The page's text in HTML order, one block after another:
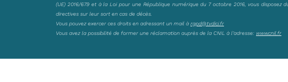
(UE) 2016/679 et à la Loi pour une République numérique du 7 octobre 2016, vous
directives sur leur sort en cas de décès.
Vous pouvez exercer ces droits en adressant un mail à rgpd@tvdici.fr
Vous avez la possibilité de former une réclamation auprès de la CNIL à l’adresse: www.cnil.fr